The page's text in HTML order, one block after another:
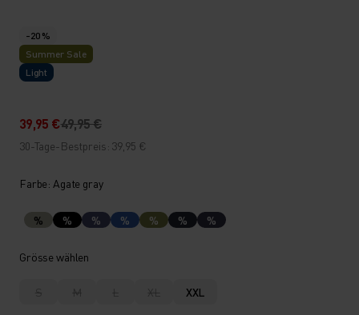
-20 %
Summer Sale
Light
39,95 €49,95 €
30-Tage-Bestpreis: 39,95 €
Farbe: Agate gray
% % % % % % %
Grösse wählen
S M L XL XXL